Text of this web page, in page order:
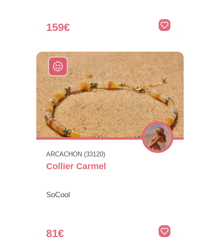
159€
ARCACHON (33120)
Collier Carmel
SoCool
81€